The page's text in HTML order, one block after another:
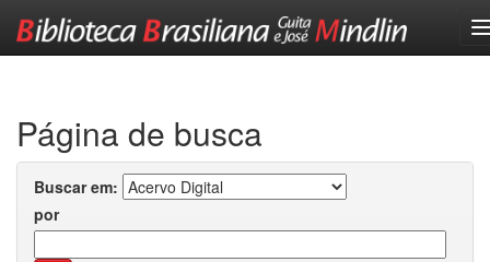
Página de busca
Buscar em:
por